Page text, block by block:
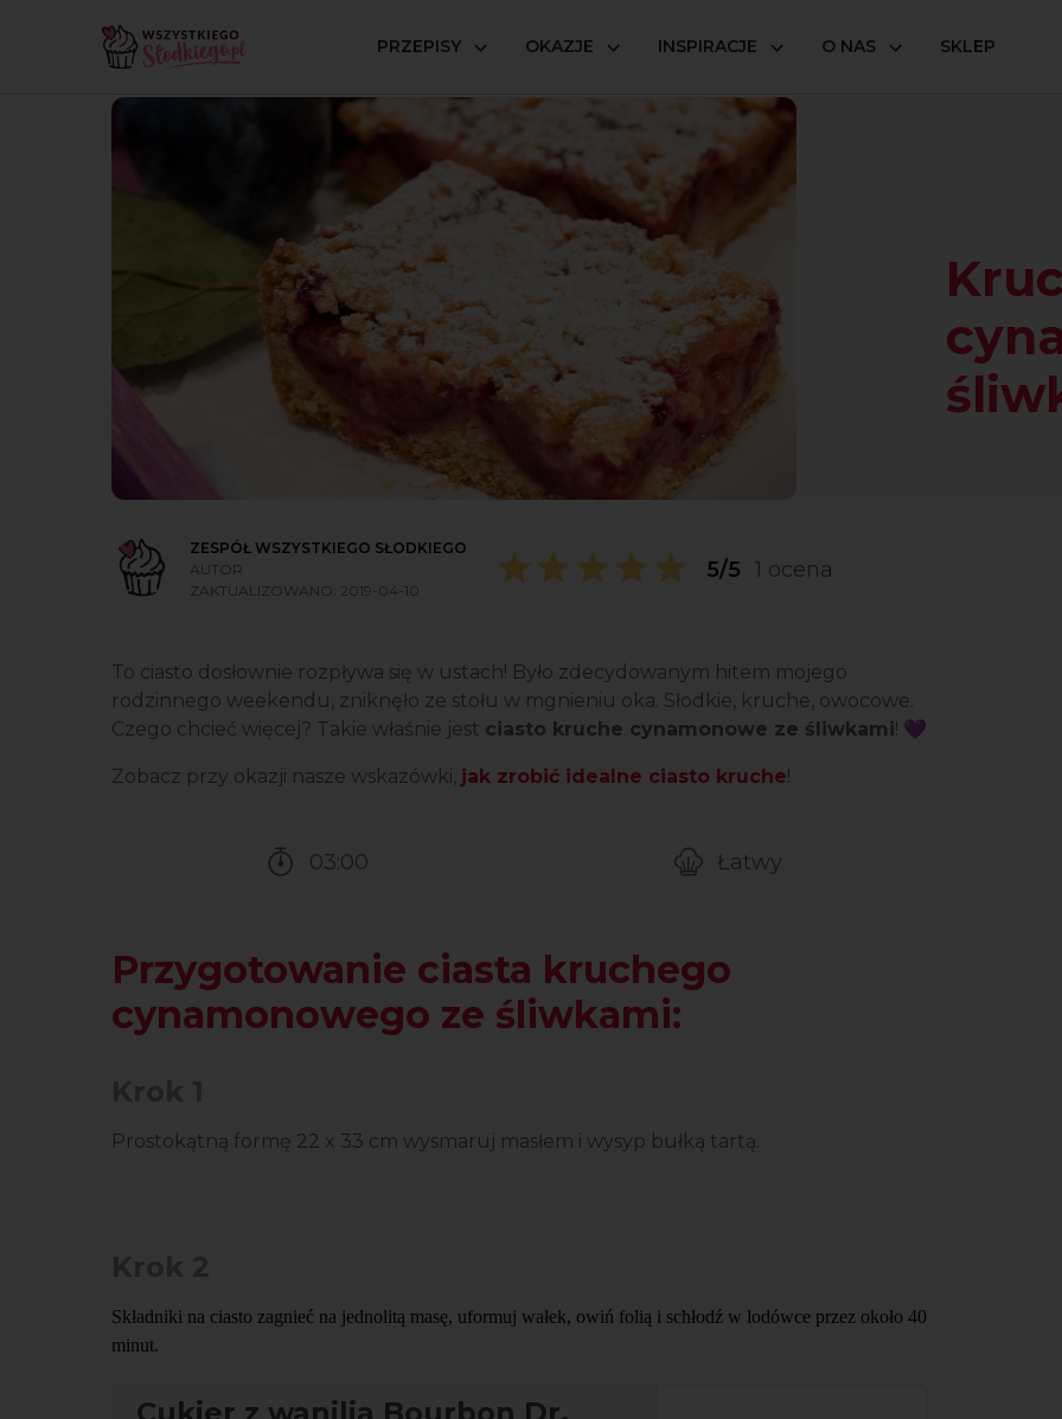
PRZEPISY OKAZJE INSPIRACJE O NAS SKLEP
Strona główna Przepisy Ciasta kruche i tarty Kruche cynamonowe ze śliwkami
ZESPÓŁ WSZYSTKIEGO SŁODKIEGO
AUTOR
ZAKTUALIZOWANO: 2019-04-10
5/5 1 ocena
To ciasto dosłownie rozpływa się w ustach! Było zdecydowanym hitem mojego
rodzinnego weekendu, zniknęło ze stołu w mgnieniu oka. Słodkie, kruche, owocowe.
Czego chcieć więcej? Takie właśnie jest ciasto kruche cynamonowe ze śliwkami! 💜
Zobacz przy okazji nasze wskazówki, jak zrobić idealne ciasto kruche!
03:00
Łatwy
Przygotowanie ciasta kruchego
cynamonowego ze śliwkami:
Prostokątną formę 22 x 33 cm wysmaruj masłem i wysyp bułką tartą.
Składniki na ciasto zagnieć na jednolitą masę, uformuj wałek, owiń folią i schłodź w lodówce przez około 40
minut.